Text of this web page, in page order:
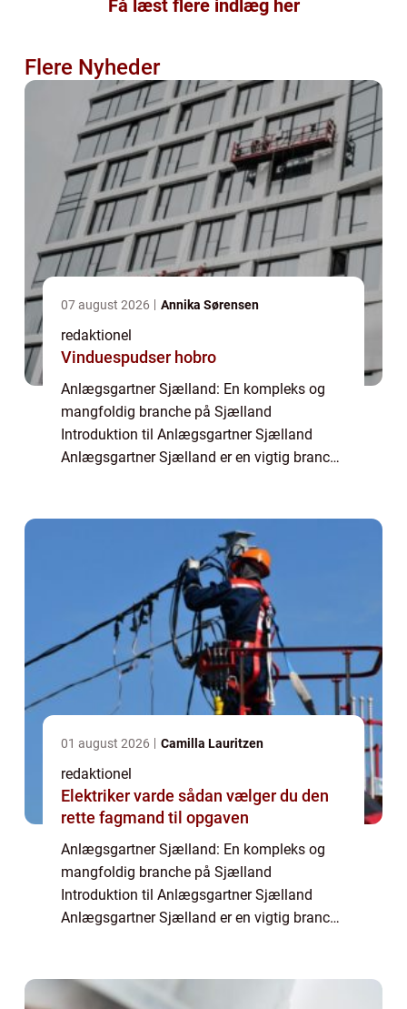
Få læst flere indlæg her
Flere Nyheder
07 august 2026 Annika Sørensen
redaktionel
Vinduespudser hobro
Anlægsgartner Sjælland: En kompleks og
mangfoldig branche på Sjælland
Introduktion til Anlægsgartner Sjælland
Anlægsgartner Sjælland er en vigtig branche
01 august 2026 Camilla Lauritzen
redaktionel
Elektriker varde sådan vælger du den
rette fagmand til opgaven
Anlægsgartner Sjælland: En kompleks og
mangfoldig branche på Sjælland
Introduktion til Anlægsgartner Sjælland
Anlægsgartner Sjælland er en vigtig branche
præsentere dig for...